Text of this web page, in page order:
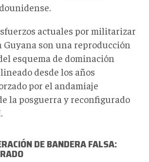
.
actuales por militarizar
Guyana son una reproducción
esquema de dominación
desde los años
por el andamiaje
la posguerra y reconfigurado
DE BANDERA FALSA: